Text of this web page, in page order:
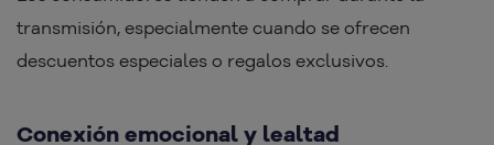
transmisión, especialmente cuando se ofrecen
descuentos especiales o regalos exclusivos.
Conexión emocional y lealtad